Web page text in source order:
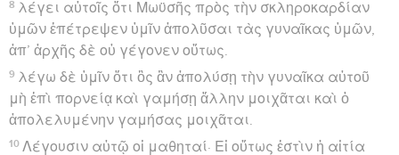
8 λέγει αὐτοῖς ὅτι Μωϋσῆς πρὸς τὴν σκληροκαρδίαν
ὑμῶν ἐπέτρεψεν ὑμῖν ἀπολῦσαι τὰς γυναῖκας ὑμῶν,
ἀπ’ ἀρχῆς δὲ οὐ γέγονεν οὕτως.
9 λέγω δὲ ὑμῖν ὅτι ὃς ἂν ἀπολύσῃ τὴν γυναῖκα αὐτοῦ
μὴ ἐπὶ πορνείᾳ καὶ γαμήσῃ ἄλλην μοιχᾶται καὶ ὁ
ἀπολελυμένην γαμήσας μοιχᾶται.
10 Λέγουσιν αὐτῷ οἱ μαθηταί· Εἰ οὕτως ἐστὶν ἡ αἰτία